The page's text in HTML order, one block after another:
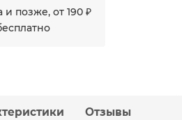
и позже, от 190 ₽
Отзывы